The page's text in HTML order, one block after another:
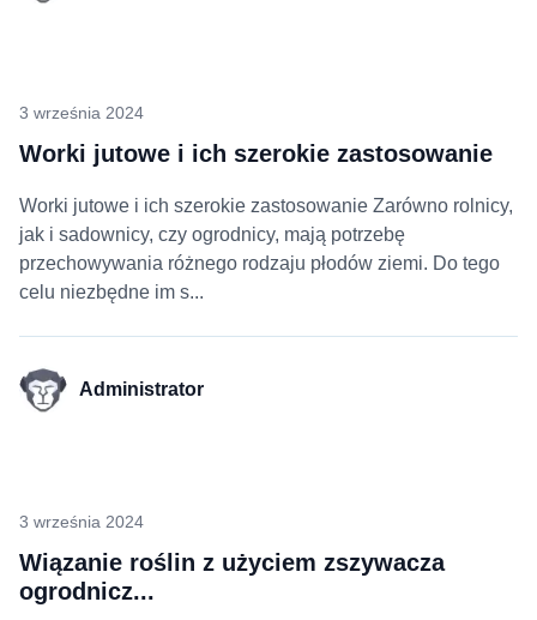
3 września 2024
Worki jutowe i ich szerokie zastosowanie
Worki jutowe i ich szerokie zastosowanie Zarówno rolnicy,
jak i sadownicy, czy ogrodnicy, mają potrzebę
przechowywania różnego rodzaju płodów ziemi. Do tego
celu niezbędne im s...
Administrator
3 września 2024
Wiązanie roślin z użyciem zszywacza
ogrodnicz...